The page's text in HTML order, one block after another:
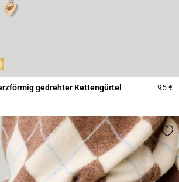
of 5 Customer Rating
gedrehter Kettengürtel 95 €